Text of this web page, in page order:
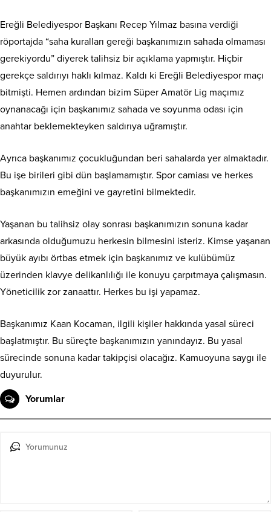
Ereğli Belediyespor Başkanı Recep Yılmaz basına verdiği
röportajda “saha kuralları gereği başkanımızın sahada olmaması
gerekiyordu” diyerek talihsiz bir açıklama yapmıştır. Hiçbir
gerekçe saldırıyı haklı kılmaz. Kaldı ki Ereğli Belediyespor maçı
bitmişti. Hemen ardından bizim Süper Amatör Lig maçımız
oynanacağı için başkanımız sahada ve soyunma odası için
anahtar beklemekteyken saldırıya uğramıştır.
Ayrıca başkanımız çocukluğundan beri sahalarda yer almaktadır.
Bu işe birileri gibi dün başlamamıştır. Spor camiası ve herkes
başkanımızın emeğini ve gayretini bilmektedir.
Yaşanan bu talihsiz olay sonrası başkanımızın sonuna kadar
arkasında olduğumuzu herkesin bilmesini isteriz. Kimse yaşanan
büyük ayıbı örtbas etmek için başkanımız ve kulübümüz
üzerinden klavye delikanlılığı ile konuyu çarpıtmaya çalışmasın.
Yöneticilik zor zanaattır. Herkes bu işi yapamaz.
Başkanımız Kaan Kocaman, ilgili kişiler hakkında yasal süreci
başlatmıştır. Bu süreçte başkanımızın yanındayız. Bu yasal
sürecinde sonuna kadar takipçisi olacağız. Kamuoyuna saygı ile
duyurulur.
Yorumlar